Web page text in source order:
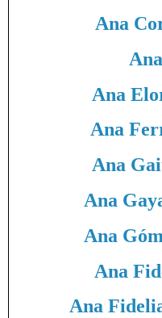
Ana
Ana
Ana
Ana
Ana
Ana
Ana
Ana